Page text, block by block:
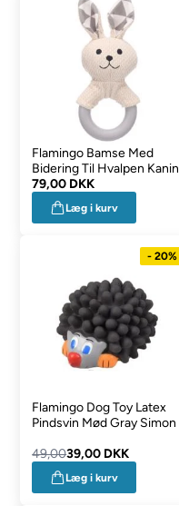
Flamingo Bamse Med
Bidering Til Hvalpen Kanin
79,00 DKK
Læg i kurv
- 20%
Flamingo Dog Toy Latex
Pindsvin Mød Gray Simon
49,0039,00 DKK
Læg i kurv